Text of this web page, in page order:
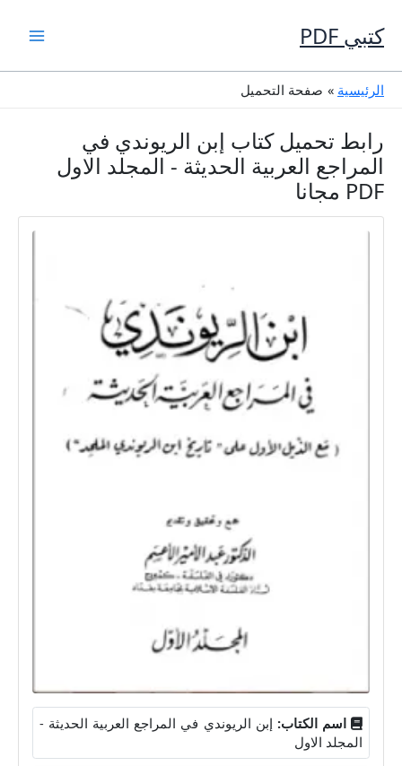
إلى
المحتوى
كتبي PDF
الرئيسية صفحة التحميل
رابط تحميل كتاب إبن الريوندي في
المراجع العربية الحديثة - المجلد الاول
PDF مجانا
اسم الكتاب: إبن الريوندي في المراجع العربية الحديثة -
المجلد الاول